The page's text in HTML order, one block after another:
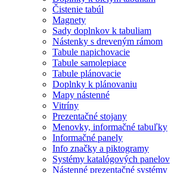
Čistenie tabúl
Magnety
Sady doplnkov k tabuliam
Nástenky s dreveným rámom
Tabule napichovacie
Tabule samolepiace
Tabule plánovacie
Doplnky k plánovaniu
Mapy nástenné
Vitríny
Prezentačné stojany
Menovky, informačné tabuľky
Informačné panely
Info značky a piktogramy
Systémy katalógových panelov
Nástenné prezentačné systémy